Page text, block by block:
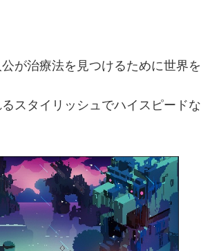
が治療法を見つけるために世界
スタイリッシュでハイスピード